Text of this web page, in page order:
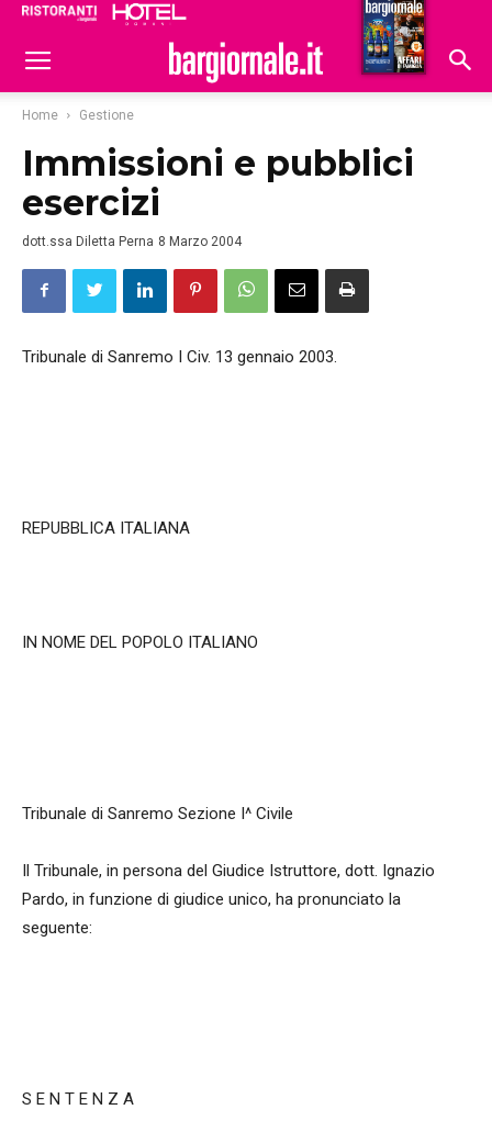
Hoteldomani
Home Gestione
Immissioni e pubblici
esercizi
dott.ssa Diletta Perna 8 Marzo 2004
Tribunale di Sanremo I Civ. 13 gennaio 2003.
REPUBBLICA ITALIANA
IN NOME DEL POPOLO ITALIANO
Tribunale di Sanremo Sezione I^ Civile
Il Tribunale, in persona del Giudice Istruttore, dott. Ignazio
Pardo, in funzione di giudice unico, ha pronunciato la
seguente:
S E N T E N Z A